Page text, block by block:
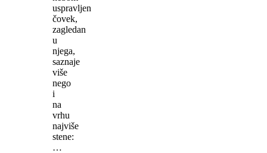
uspravljen
čovek,
zagledan
u
njega,
saznaje
više
nego
i
na
vrhu
najviše
stene:
…